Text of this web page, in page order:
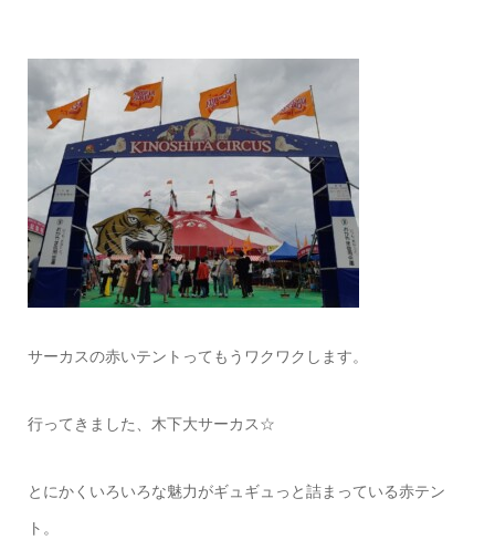
サーカスの赤いテントってもうワクワクします。
行ってきました、木下大サーカス☆
とにかくいろいろな魅力がギュギュっと詰まっている赤テン
ト。